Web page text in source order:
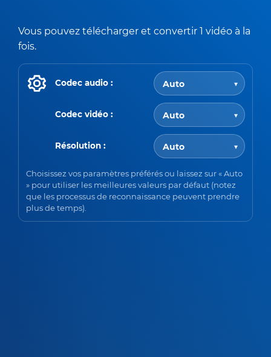
Vous pouvez télécharger et convertir 1 vidéo à la
fois.
Codec audio :
Codec vidéo :
Résolution :
Choisissez vos paramètres préférés ou laissez sur « Auto
» pour utiliser les meilleures valeurs par défaut (notez
que les processus de reconnaissance peuvent prendre
plus de temps).